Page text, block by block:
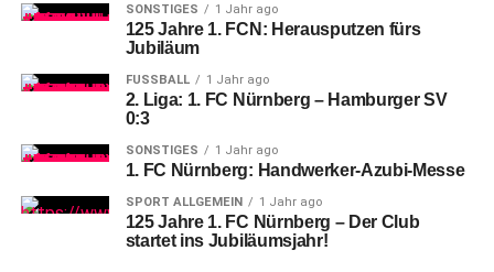
SONSTIGES 1 Jahr ago
125 Jahre 1. FCN: Herausputzen fürs
Jubiläum
FUSSBALL 1 Jahr ago
2. Liga: 1. FC Nürnberg – Hamburger SV
0:3
SONSTIGES 1 Jahr ago
1. FC Nürnberg: Handwerker-Azubi-Messe
SPORT ALLGEMEIN 1 Jahr ago
125 Jahre 1. FC Nürnberg – Der Club
startet ins Jubiläumsjahr!